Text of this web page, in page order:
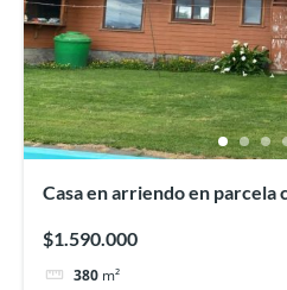
Casa en arriendo en parcela
$1.590.000
380 m²